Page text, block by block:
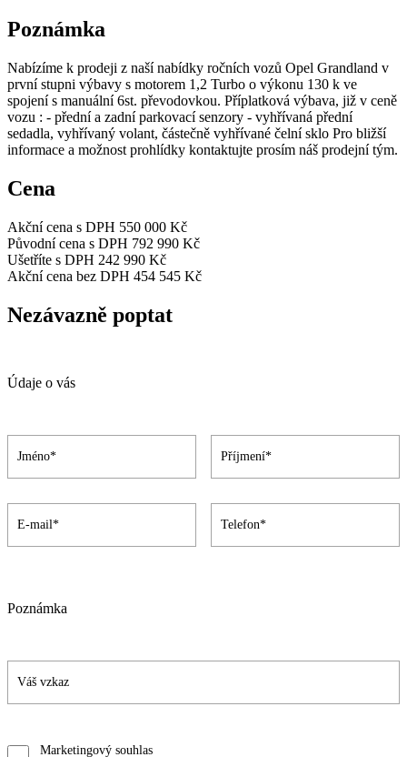
Poznámka
Nabízíme k prodeji z naší nabídky ročních vozů Opel Grandland v
první stupni výbavy s motorem 1,2 Turbo o výkonu 130 k ve
spojení s manuální 6st. převodovkou. Příplatková výbava, již v ceně
vozu : - přední a zadní parkovací senzory - vyhřívaná přední
sedadla, vyhřívaný volant, částečně vyhřívané čelní sklo Pro bližší
informace a možnost prohlídky kontaktujte prosím náš prodejní tým.
Cena
Akční cena s DPH 550 000 Kč
Původní cena s DPH 792 990 Kč
Ušetříte s DPH 242 990 Kč
Akční cena bez DPH 454 545 Kč
Nezávazně poptat
Údaje o vás
Poznámka
Marketingový souhlas